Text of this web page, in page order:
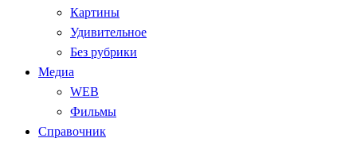
Картины
Удивительное
Без рубрики
Медиа
WEB
Фильмы
Справочник